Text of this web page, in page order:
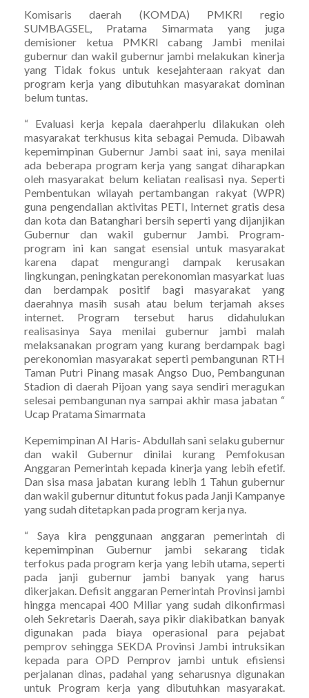
Komisaris daerah (KOMDA) PMKRI regio
SUMBAGSEL, Pratama Simarmata yang juga
demisioner ketua PMKRI cabang Jambi menilai
gubernur dan wakil gubernur jambi melakukan kinerja
yang Tidak fokus untuk kesejahteraan rakyat dan
program kerja yang dibutuhkan masyarakat dominan
belum tuntas.
“ Evaluasi kerja kepala daerahperlu dilakukan oleh
masyarakat terkhusus kita sebagai Pemuda. Dibawah
kepemimpinan Gubernur Jambi saat ini, saya menilai
ada beberapa program kerja yang sangat diharapkan
oleh masyarakat belum keliatan realisasi nya. Seperti
Pembentukan wilayah pertambangan rakyat (WPR)
guna pengendalian aktivitas PETI, Internet gratis desa
dan kota dan Batanghari bersih seperti yang dijanjikan
Gubernur dan wakil gubernur Jambi. Program-
program ini kan sangat esensial untuk masyarakat
karena dapat mengurangi dampak kerusakan
lingkungan, peningkatan perekonomian masyarkat luas
dan berdampak positif bagi masyarakat yang
daerahnya masih susah atau belum terjamah akses
internet. Program tersebut harus didahulukan
realisasinya Saya menilai gubernur jambi malah
melaksanakan program yang kurang berdampak bagi
perekonomian masyarakat seperti pembangunan RTH
Taman Putri Pinang masak Angso Duo, Pembangunan
Stadion di daerah Pijoan yang saya sendiri meragukan
selesai pembangunan nya sampai akhir masa jabatan “
Ucap Pratama Simarmata
Kepemimpinan Al Haris- Abdullah sani selaku gubernur
dan wakil Gubernur dinilai kurang Pemfokusan
Anggaran Pemerintah kepada kinerja yang lebih efetif.
Dan sisa masa jabatan kurang lebih 1 Tahun gubernur
dan wakil gubernur dituntut fokus pada Janji Kampanye
yang sudah ditetapkan pada program kerja nya.
“ Saya kira penggunaan anggaran pemerintah di
kepemimpinan Gubernur jambi sekarang tidak
terfokus pada program kerja yang lebih utama, seperti
pada janji gubernur jambi banyak yang harus
dikerjakan. Defisit anggaran Pemerintah Provinsi jambi
hingga mencapai 400 Miliar yang sudah dikonfirmasi
oleh Sekretaris Daerah, saya pikir diakibatkan banyak
digunakan pada biaya operasional para pejabat
pemprov sehingga SEKDA Provinsi Jambi intruksikan
kepada para OPD Pemprov jambi untuk efisiensi
perjalanan dinas, padahal yang seharusnya digunakan
untuk Program kerja yang dibutuhkan masyarakat.